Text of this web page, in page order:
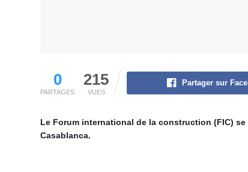
0
PARTAGES
215
VUES
Partager sur
Le Forum international de la construction (FIC)
Casablanca.